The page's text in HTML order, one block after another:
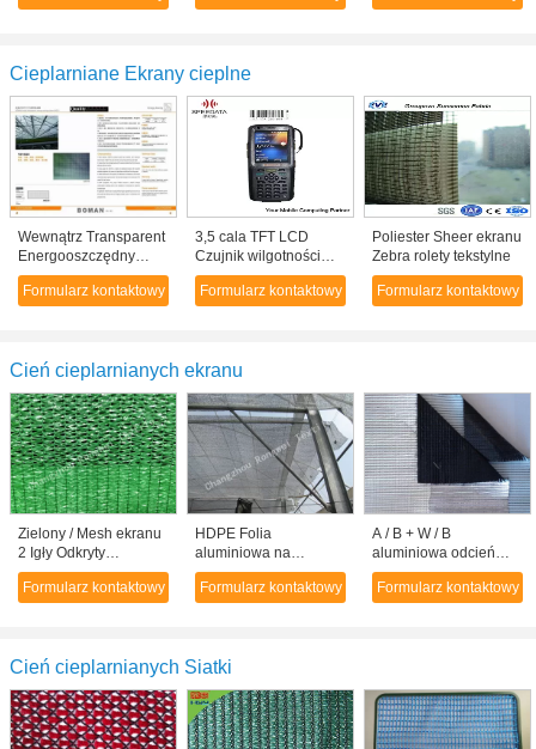
Cieplarniane Ekrany cieplne
Wewnątrz Transparent
Energooszczędny
AAS10 ekranu
Formularz kontaktowy
3,5 cala TFT LCD
Czujnik wilgotności
Przenośny terminal
zbierania danych dla
Formularz kontaktowy
Poliester Sheer ekranu
Zebra rolety tekstylne
Formularz kontaktowy
Cień cieplarnianych ekranu
Zielony / Mesh ekranu
2 Igły Odkryty
Rolnictwo Shade netto
ogród patio RV
Formularz kontaktowy
HDPE Folia
aluminiowa na
zewnątrz rolety netto
Rolnictwa i
Formularz kontaktowy
A / B + W / B
aluminiowa odcień
cieplarnianych
paskiem ekran o
Formularz kontaktowy
Cień cieplarnianych Siatki